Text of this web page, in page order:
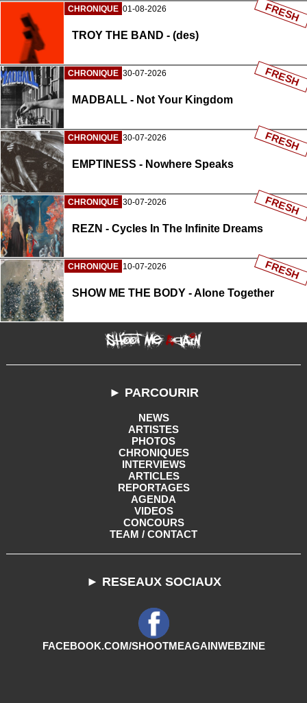
CHRONIQUE 01-08-2026
TROY THE BAND - (des)
FRESH
CHRONIQUE 30-07-2026
MADBALL - Not Your Kingdom
FRESH
CHRONIQUE 30-07-2026
EMPTINESS - Nowhere Speaks
FRESH
CHRONIQUE 30-07-2026
REZN - Cycles In The Infinite Dreams
FRESH
CHRONIQUE 10-07-2026
SHOW ME THE BODY - Alone Together
FRESH
► PARCOURIR
NEWS
ARTISTES
PHOTOS
CHRONIQUES
INTERVIEWS
ARTICLES
REPORTAGES
AGENDA
VIDEOS
CONCOURS
TEAM / CONTACT
► RESEAUX SOCIAUX
FACEBOOK.COM/SHOOTMEAGAINWEBZINE